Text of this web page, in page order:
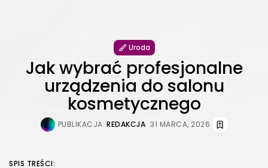
Uroda
Jak wybrać profesjonalne
urządzenia do salonu
kosmetycznego
PUBLIKACJA: REDAKCJA 31 MARCA, 2026
SPIS TREŚCI: